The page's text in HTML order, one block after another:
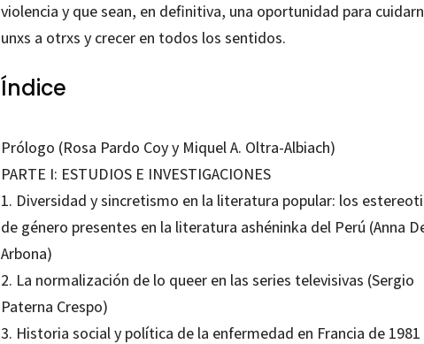
violencia y que sean, en definitiva, una oportunidad para
unxs a otrxs y crecer en todos los sentidos.
Índice
Prólogo (Rosa Pardo Coy y Miquel A. Oltra-Albiach)
PARTE I: ESTUDIOS E INVESTIGACIONES
1. Diversidad y sincretismo en la literatura popular: los
de género presentes en la literatura ashéninka del Perú (Anna
Arbona)
2. La normalización de lo queer en las series televisivas (Sergio
Paterna Crespo)
3. Historia social y política de la enfermedad en Francia de 1981